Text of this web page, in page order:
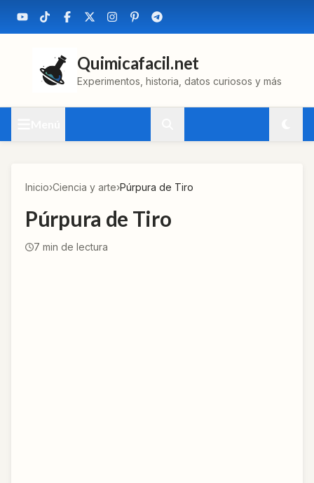
Quimicafacil.net
Experimentos, historia, datos curiosos y más
Inicio›Ciencia y arte›Púrpura de Tiro
Púrpura de Tiro
7 min de lectura